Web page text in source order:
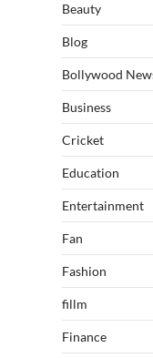
Beauty
Blog
Bollywood
Business
Cricket
Education
Entertainment
Fan
Fashion
fillm
Finance